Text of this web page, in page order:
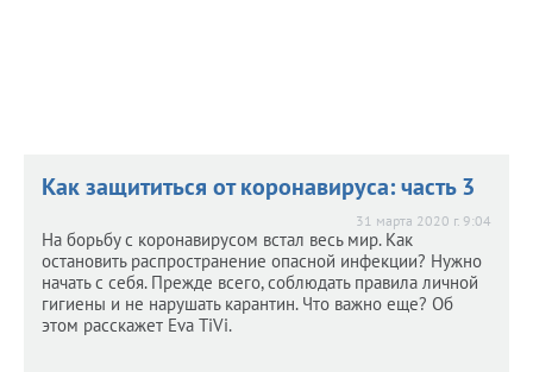
Как защититься от коронавируса: часть 3
31 марта 2020 г. 9:04
На борьбу с коронавирусом встал весь мир. Как
остановить распространение опасной инфекции? Нужно
начать с себя. Прежде всего, соблюдать правила личной
гигиены и не нарушать карантин. Что важно еще? Об
этом расскажет Eva TiVi.